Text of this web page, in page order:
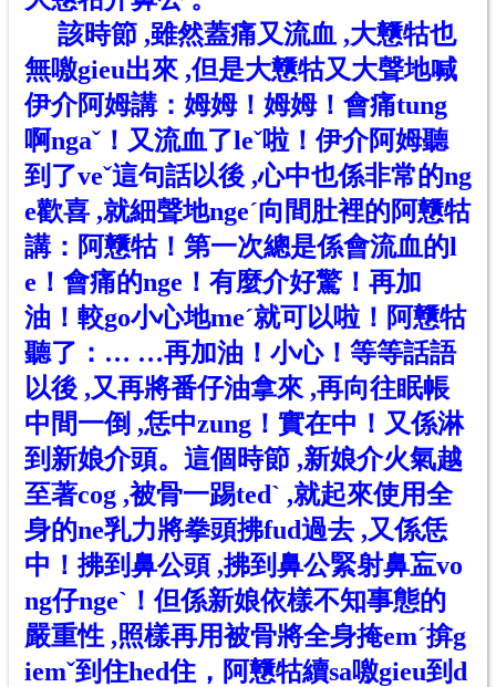
該時節 ,雖然蓋痛又流血 ,大戇牯也
無噭gieu出來 ,但是大戇牯又大聲地喊
伊介阿姆講：姆姆！姆姆！會痛tung
啊ngaˇ ！又流血了leˇ啦！伊介阿姆聽
到了veˇ這句話以後 ,心中也係非常的ng
e歡喜 ,就細聲地ngeˊ向間肚裡的阿戇牯
講：阿戇牯！第一次總是係會流血的l
e！會痛的nge！有麼介好驚！再加
油！較go小心地meˊ就可以啦！阿戇牯
聽了：… …再加油！小心！等等話語
以後 ,又再將番仔油拿來 ,再向往眠帳
中間一倒 ,恁中zung！實在中！又係淋
到新娘介頭。這個時節 ,新娘介火氣越
至著cog ,被骨一踢tedˋ ,就起來使用全
身的ne乳力將拳頭拂fud過去 ,又係恁
中！拂到鼻公頭 ,拂到鼻公緊射鼻衁vo
ng仔ngeˋ ！但係新娘依樣不知事態的
嚴重性 ,照樣再用被骨將全身掩emˊ揜g
iemˇ到住hed住，阿戇牯續sa噭gieu到d